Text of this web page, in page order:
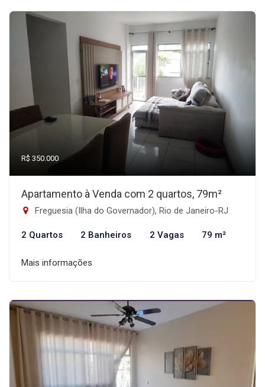
R$ 350.000
Apartamento à Venda com 2 quartos, 79m²
Freguesia (Ilha do Governador), Rio de Janeiro-RJ
2 Quartos 2 Banheiros 2 Vagas 79 m²
Mais informações